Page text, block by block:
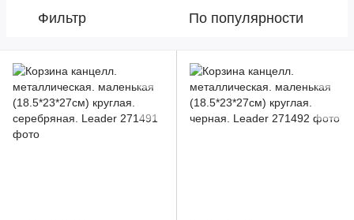
Фильтр По популярности